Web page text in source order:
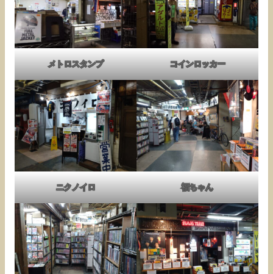
メトロスタンプ コインロッカー
ニクノイロ 福ちゃん